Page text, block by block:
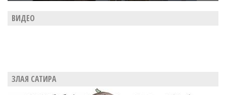
ВИДЕО
ЗЛАЯ САТИРА